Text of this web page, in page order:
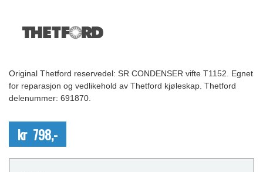
Original Thetford reservedel: SR CONDENSER vifte T1152. Egnet
for reparasjon og vedlikehold av Thetford kjøleskap. Thetford
delenummer: 691870.
kr 798,-